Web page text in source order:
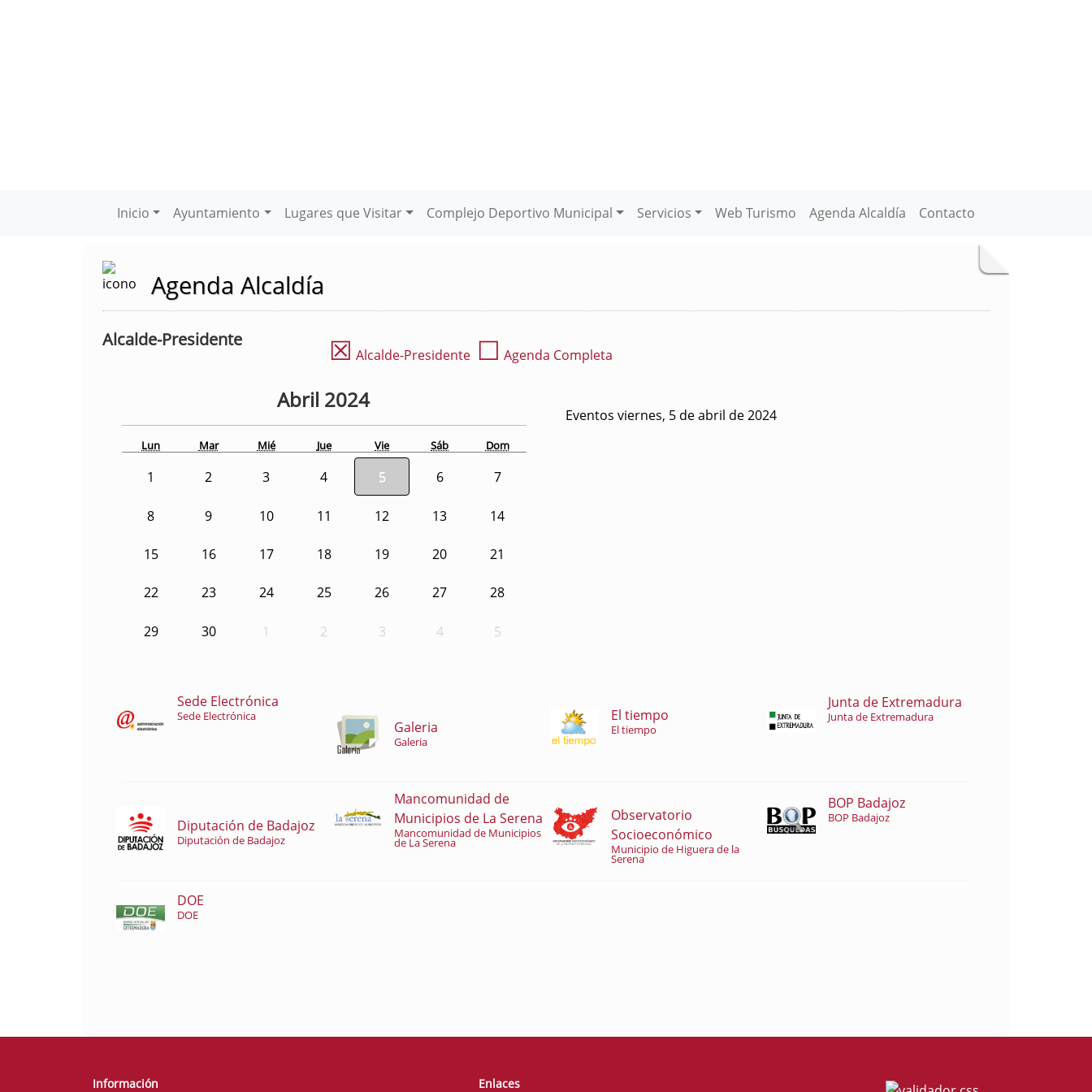
Inicio Ayuntamiento Lugares que Visitar Complejo Deportivo Municipal Servicios Web Turismo Agenda Alcaldía Contacto
Agenda Alcaldía
Alcalde-Presidente ☒ Alcalde-Presidente ☐ Agenda Completa
Abril 2024
Lun Mar Mié Jue Vie Sáb Dom
1 2 3 4 5 6 7
8 9 10 11 12 13 14
15 16 17 18 19 20 21
22 23 24 25 26 27 28
29 30 1 2 3 4 5
Eventos viernes, 5 de abril de 2024
Sede Electrónica
Sede Electrónica
Galeria
Galeria
El tiempo
El tiempo
Junta de Extremadura
Junta de Extremadura
Diputación de Badajoz
Diputación de Badajoz
Mancomunidad de
Municipios de La Serena
Mancomunidad de Municipios
de La Serena
Observatorio
Socioeconómico
Municipio de Higuera de la
Serena
BOP Badajoz
BOP Badajoz
DOE
DOE
Información Enlaces